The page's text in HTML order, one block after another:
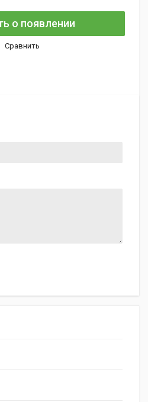
о появлении
Сравнить